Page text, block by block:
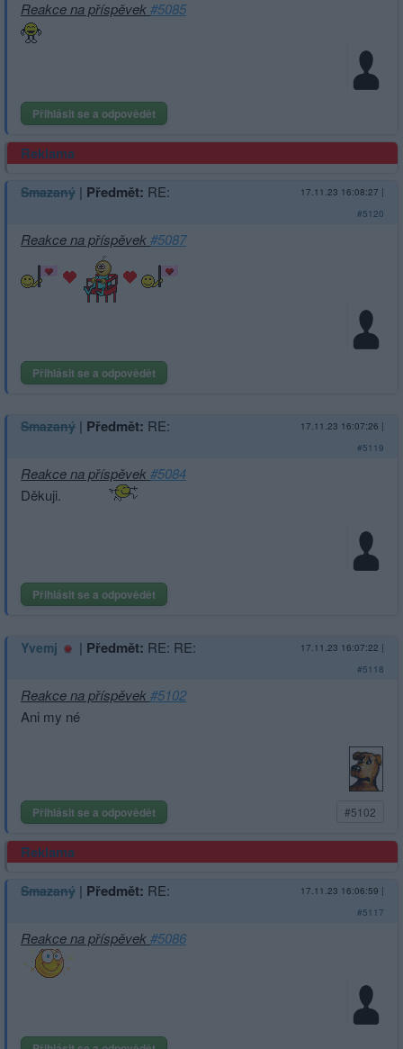
Reakce na příspěvek#5085
Přihlásit se a odpovědět
Reklama
Smazaný | Předmět: RE: 17.11.23 16:08:27 |
#5120
Reakce na příspěvek#5087
Přihlásit se a odpovědět
Smazaný | Předmět: RE: 17.11.23 16:07:26 |
#5119
Reakce na příspěvek#5084
Děkuji.
Přihlásit se a odpovědět
Yvemj | Předmět: RE: RE: 17.11.23 16:07:22 |
#5118
Reakce na příspěvek#5102
Ani my né
Přihlásit se a odpovědět #5102
Reklama
Smazaný | Předmět: RE: 17.11.23 16:06:59 |
#5117
Reakce na příspěvek#5086